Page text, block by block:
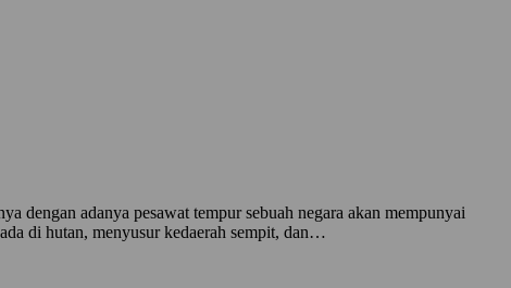
dengan adanya pesawat tempur sebuah negara akan mempunyai
di hutan, menyusur kedaerah sempit, dan…